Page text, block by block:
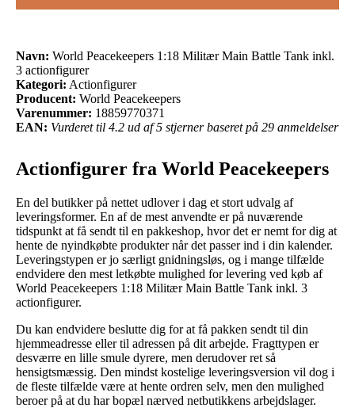
Navn: World Peacekeepers 1:18 Militær Main Battle Tank inkl.
3 actionfigurer
Kategori: Actionfigurer
Producent: World Peacekeepers
Varenummer: 18859770371
EAN: Vurderet til 4.2 ud af 5 stjerner baseret på 29 anmeldelser
Actionfigurer fra World Peacekeepers
En del butikker på nettet udlover i dag et stort udvalg af
leveringsformer. En af de mest anvendte er på nuværende
tidspunkt at få sendt til en pakkeshop, hvor det er nemt for dig at
hente de nyindkøbte produkter når det passer ind i din kalender.
Leveringstypen er jo særligt gnidningsløs, og i mange tilfælde
endvidere den mest letkøbte mulighed for levering ved køb af
World Peacekeepers 1:18 Militær Main Battle Tank inkl. 3
actionfigurer.
Du kan endvidere beslutte dig for at få pakken sendt til din
hjemmeadresse eller til adressen på dit arbejde. Fragttypen er
desværre en lille smule dyrere, men derudover ret så
hensigtsmæssig. Den mindst kostelige leveringsversion vil dog i
de fleste tilfælde være at hente ordren selv, men den mulighed
beroer på at du har bopæl nærved netbutikkens arbejdslager.